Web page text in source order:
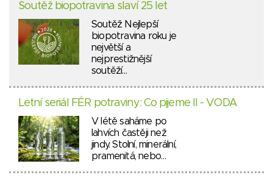
Soutěž biopotravina slaví 25 let
Soutěž Nejlepší
biopotravina roku je
největší a
nejprestižnější
soutěží…
Letní seriál FÉR potraviny: Co pijeme II - VODA
V létě saháme po
lahvích častěji než
jindy. Stolní, minerální,
pramenitá, nebo…